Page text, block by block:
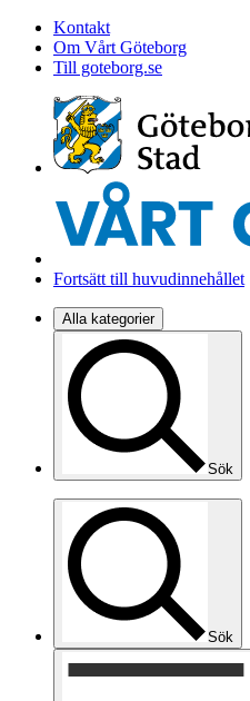
Kontakt
Om Vårt Göteborg
Till goteborg.se
Fortsätt till huvudinnehållet
Alla kategorier
Sök
Sök